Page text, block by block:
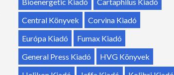
Central Könyvek
Corvina Kiadó
Európa Kiadó
Fumax Kiadó
General Press Kiadó
HVG Könyvek